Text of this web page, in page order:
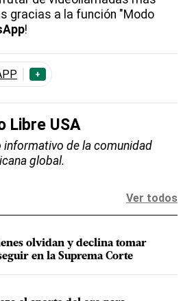
gracias a la función "Modo
!
+
Libre USA
informativo de la comunidad
global.
Ver todos
olvidan y declina tomar
en la Suprema Corte